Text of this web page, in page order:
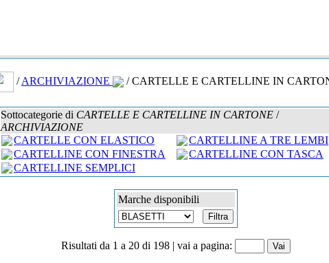
/ARCHIVIAZIONE / CARTELLE E CARTELLINE IN
Sottocategorie di CARTELLE E CARTELLINE IN CARTONE /
ARCHIVIAZIONE
CARTELLE CON ELASTICO
CARTELLINE A TRE LEMBI
CARTELLINE CON FINESTRA
CARTELLINE CON TASCA
CARTELLINE SEMPLICI
Marche disponibili
Risultati da 1 a 20 di 198 | vai a pagina: